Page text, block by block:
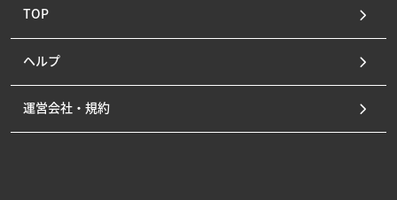
TOP
ヘルプ
運営会社・規約